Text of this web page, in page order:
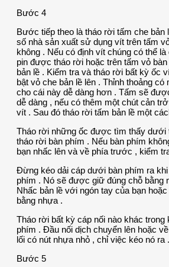
Bước 4
Bước tiếp theo là tháo rời tấm che bản
số nhà sản xuất sử dụng vít trên tấm
không . Nếu có định vít chúng có thể
pin được tháo rời hoặc trên tấm vỏ
bản lề . Kiểm tra và tháo rời bất kỳ ốc
bật vỏ che bản lề lên . Thỉnh thoảng có
cho cái này dễ dàng hơn . Tấm sẽ
dễ dàng , nếu có thêm một chút cản
vít . Sau đó tháo rời tấm bản lề một
Tháo rời những ốc được tìm thấy dưới
tháo rời bàn phím . Nếu bàn phím
bạn nhấc lên và về phía trước , kiểm
Đừng kéo dải cáp dưới bàn phím ra
phím . Nó sẽ được giữ đúng chỗ bằng
Nhấc bản lề với ngón tay của bạn
bằng nhựa .
Tháo rời bất kỳ cáp nối nào khác
phím . Đầu nối dịch chuyển lên hoặc
lối có nút nhựa nhỏ , chỉ việc kéo nó ra .
Bước 5